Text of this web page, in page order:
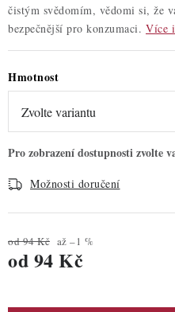
čistým svědomím, vědomi si, že
bezpečnější pro konzumaci. Více
Hmotnost
Možnosti doručení
od 94 Kč až –1 %
od 94 Kč